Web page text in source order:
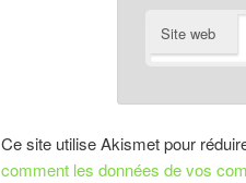
Site web
Ce site utilise Akismet pour
comment les données de vos